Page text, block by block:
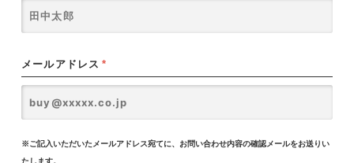
メールアドレス *
※ご記入いただいたメールアドレス宛てに、お問い合わせ内容の確認メールをお送りい
たします。